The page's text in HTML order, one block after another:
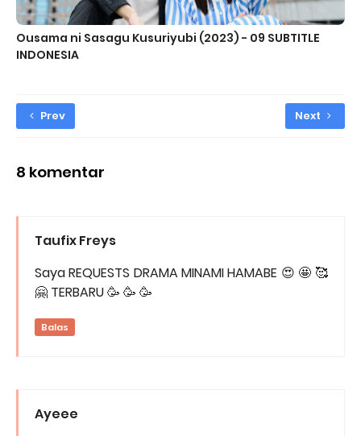
Ousama ni Sasagu Kusuriyubi (2023) - 09 SUBTITLE
INDONESIA
Prev Next
8 komentar
Taufix Freys
Saya REQUESTS DRAMA MINAMI HAMABE 😍 🤩 🥰
🤗 TERBARU 🥳 🥳 🥳
Balas
Ayeee